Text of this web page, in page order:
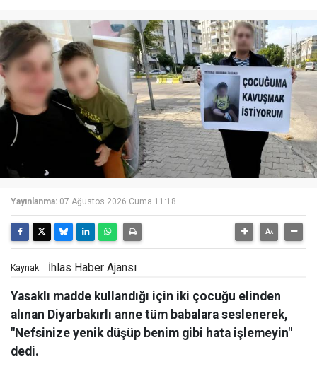
Yayınlanma: 07 Ağustos 2026 Cuma 11:18
Kaynak: İhlas Haber Ajansı
Yasaklı madde kullandığı için iki çocuğu elinden
alınan Diyarbakırlı anne tüm babalara seslenerek,
"Nefsinize yenik düşüp benim gibi hata işlemeyin"
dedi.